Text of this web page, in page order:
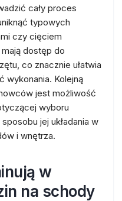
cały proces
typowych
czy cięciem
dostęp do
co znacznie ułatwia
wykonania. Kolejną
jest możliwość
wyboru
jej układania w
i wnętrza.
w
na schody